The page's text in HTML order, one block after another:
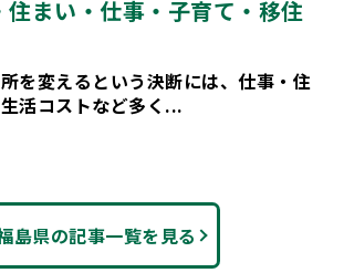
住まい・仕事・子育て・移住
を変えるという決断には、仕事・住
活コストなど多く...
島県の記事一覧を見る